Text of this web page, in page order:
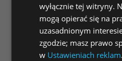
wyłącznie tej witryny.
mogą opierać się na
uzasadnionym
zgodzie; masz prawo
w Ustawieniach reklam